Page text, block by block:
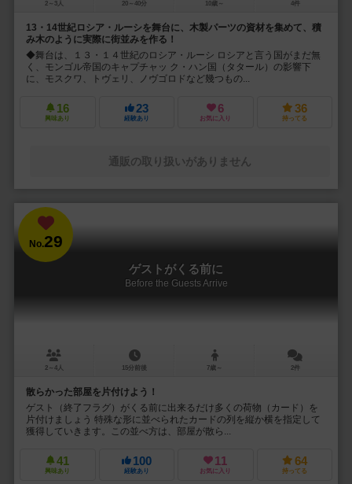
2～3人 20～40分 10歳～ 4件
13・14世紀ロシア・ルーシを舞台に、木製パーツの資材を集めて、積
み木のように実際に街並みを作る！
◆舞台は、１３・１４世紀のロシア・ルーシ ロシアと言う国がまだ無
く、モンゴル帝国のキャプチャッ ク・ハン国（タタール）の影響下
に、モスクワ、トヴェリ、ノヴゴロドなど幾つもの...
16
興味あり
23
経験あり
6
お気に入り
36
持ってる
通販の取り扱いがありません
No.29
ゲストがくる前に
Before the Guests Arrive
2～4人 15分前後 7歳～ 2件
散らかった部屋を片付けよう！
ゲスト（終了フラグ）がくる前に出来るだけ多くの荷物（カード）を
片付けましょう 特殊な形に並べられたカードの列を縦か横を指定して
獲得していきます。この並べ方は、部屋が散ら...
41
興味あり
100
経験あり
11
お気に入り
64
持ってる